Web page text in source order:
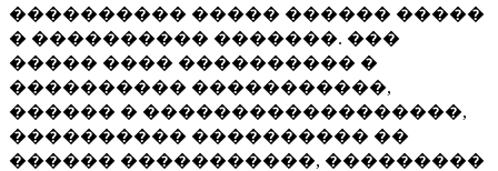
���������� ����� ������ �����
� ���������� �������. ���
����� ���� ���������� �
���������� �����������,
������ � ������������������,
���������� ���������� ��
������ �����������, ���������